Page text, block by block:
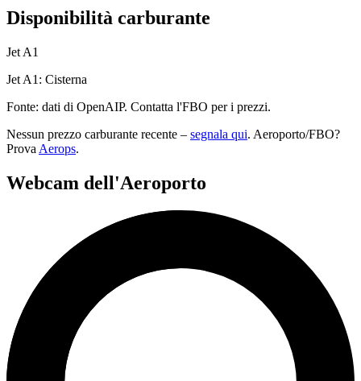
Disponibilità carburante
Jet A1
Jet A1: Cisterna
Fonte: dati di OpenAIP. Contatta l'FBO per i prezzi.
Nessun prezzo carburante recente – segnala qui. Aeroporto/FBO?
Prova Aerops.
Webcam dell'Aeroporto